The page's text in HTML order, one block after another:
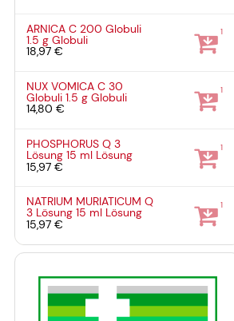
ARNICA C 200 Globuli
1.5 gGlobuli
18,97 €
1
NUX VOMICA C 30
Globuli1.5 gGlobuli
14,80 €
1
PHOSPHORUS Q 3
Lösung15 ml Lösung
15,97 €
1
NATRIUM MURIATICUM Q
3 Lösung15 ml Lösung
15,97 €
1